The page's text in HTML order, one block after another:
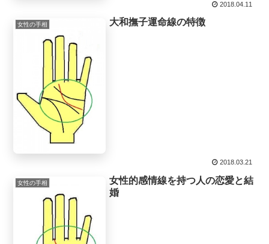
2018.04.11
女性の手相 大和撫子運命線の特徴
2018.03.21
女性の手相
女性的感情線を持つ人の恋愛と結
婚